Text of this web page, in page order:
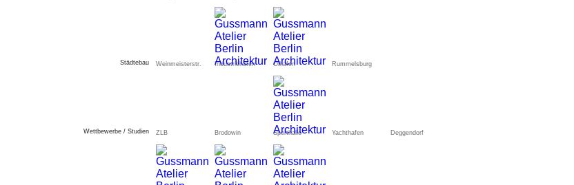
Städtebau
Wettbewerbe / Studien
Weinmeisterstr. Industriehafen Ölhafen Rummelsburg
ZLB Brodowin Sporthalle Yachthafen Deggendorf